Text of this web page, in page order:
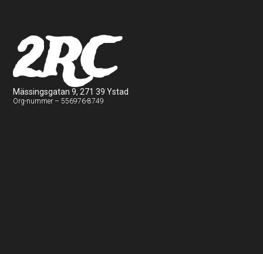
2RC
Mässingsgatan 9, 271 39 Ystad
Org-nummer – 556976-8749